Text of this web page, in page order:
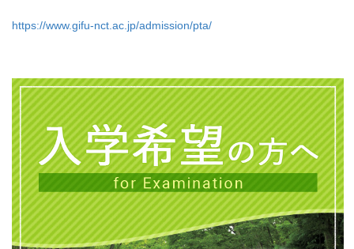
https://www.gifu-nct.ac.jp/admission/pta/